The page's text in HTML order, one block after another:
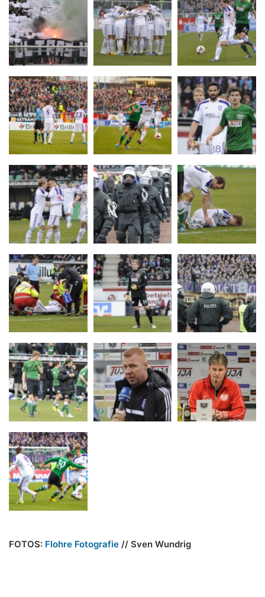
FOTOS: Flohre Fotografie // Sven Wundrig